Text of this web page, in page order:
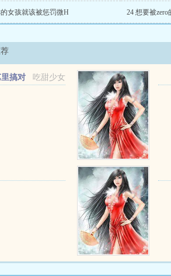
女孩就该被惩罚微H 24 想要被
吃甜少女
搞对